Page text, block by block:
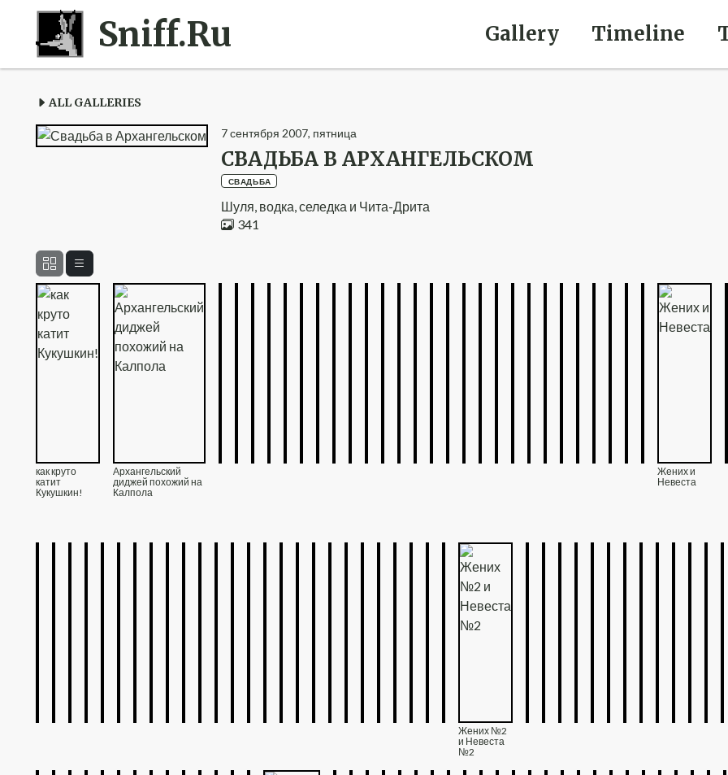
Sniff.Ru Gallery Timeline
ALL GALLERIES
7сентября 2007, пятница
СВАДЬБА В АРХАНГЕЛЬСКОМ
СВАДЬБА
Шуля, водка, селедка и Чита-Дрита
341
как круто
катит
Кукушкин!
Архангельский
диджей похожий на
Калпола
Жених и
Невеста
Жених №2
и Невеста
№2